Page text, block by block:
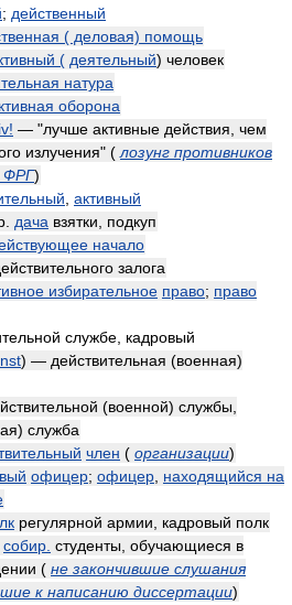
; действенный
( деловая) помощь
( деятельный) человек
натура
оборона
— "лучше активные действия, чем
излучения" ( лозунг противников
ФРГ)
активный
дача взятки, подкуп
начало
залога
избирательное право; право
службе, кадровый
) — действительная (военная)
(военной) службы,
служба
член ( организации)
офицер; офицер находящийся на
регулярной армии, кадровый полк
собир. студенты, обучающиеся в
( не закончившие слушания
к написанию диссертации)